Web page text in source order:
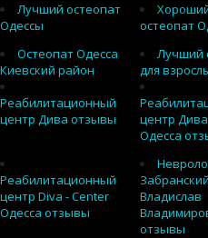
Лучший остеопат
Одессы
остеопат
Остеопат Одесса
Киевский район
Лучший
для
Реабилитационный
центр Дива отзывы
центр
Одесса
Реабилитационный
центр Diva - Center
Одесса отзывы
Забранский
Владислав
отзывы